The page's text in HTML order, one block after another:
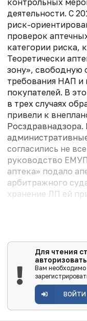
деятельности. С
риск-
проверок
категории риска,
Теоретически
зону», свободную
требования НАП и
покупателей. В
в трех случаях
привели к
Росздравнадзора.
согласились не
руководство
аптека» подало
арбитражного
хранение ЛП ей
Для чтения
Вам необходимо
ВОЙТИ